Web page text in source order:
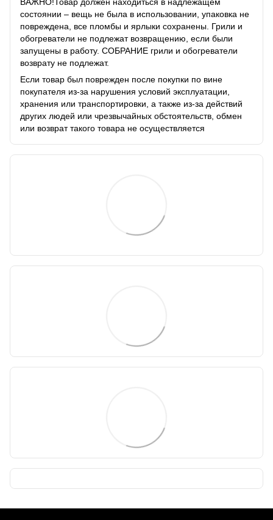
состоянии – вещь не была в использовании, упаковка не
повреждена, все пломбы и ярлыки сохранены. Грили и
обогреватели не подлежат возвращению, если были
запущены в работу. СОБРАНИЕ грили и обогреватели
возврату не подлежат.
Если товар был поврежден после покупки по вине
покупателя из-за нарушения условий эксплуатации,
хранения или транспортировки, а также из-за действий
других людей или чрезвычайных обстоятельств, обмен
или возврат такого товара не осуществляется